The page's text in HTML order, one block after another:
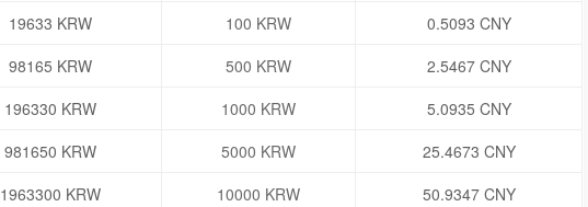
19633 KRW 100 KRW
0.5093 CNY
98165 KRW 500 KRW
2.5467 CNY
196330 KRW 1000 KRW
5.0935 CNY
981650 KRW 5000 KRW
25.4673 CNY
1963300 KRW 10000 KRW
50.9347 CNY